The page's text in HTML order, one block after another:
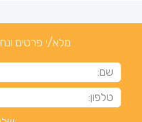
מלא/י פרטים